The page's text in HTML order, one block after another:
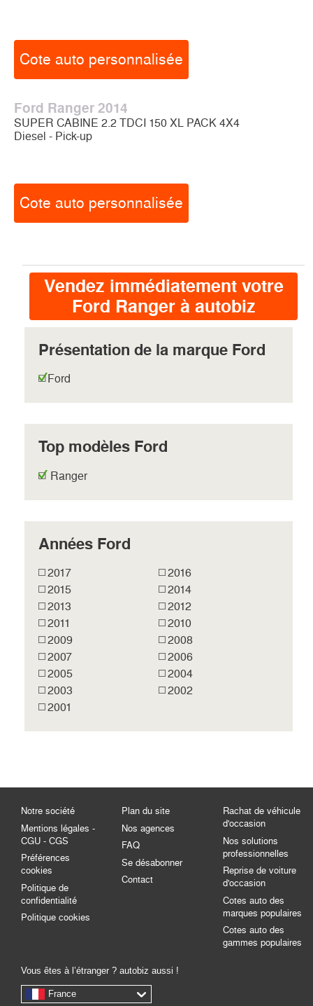
Cote auto personnalisée
Ford Ranger 2014
SUPER CABINE 2.2 TDCI 150 XL PACK 4X4
Diesel - Pick-up
Cote auto personnalisée
Vendez immédiatement votre
Ford Ranger à autobiz
Présentation de la marque Ford
Ford
Top modèles Ford
Ranger
Années Ford
2017
2016
2015
2014
2013
2012
2011
2010
2009
2008
2007
2006
2005
2004
2003
2002
2001
Notre société
Mentions légales -
CGU - CGS
Préférences
cookies
Politique de
confidentialité
Politique cookies
Plan du site
Nos agences
FAQ
Se désabonner
Contact
Rachat de véhicule
d'occasion
Nos solutions
professionnelles
Reprise de voiture
d'occasion
Cotes auto des
marques populaires
Cotes auto des
gammes populaires
Vous êtes à l’étranger ? autobiz aussi !
France